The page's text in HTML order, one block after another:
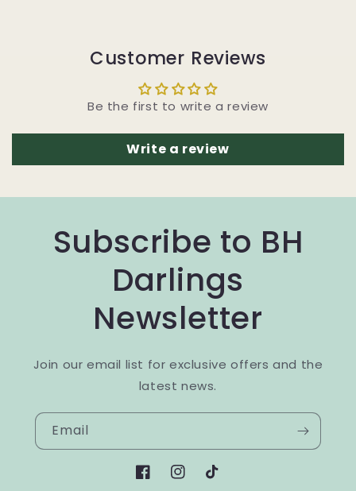
Customer Reviews
Be the first to write a review
Write a review
Subscribe to BH
Darlings
Newsletter
Join our email list for exclusive offers and the
latest news.
Email
FacebookInstagram
TikTok